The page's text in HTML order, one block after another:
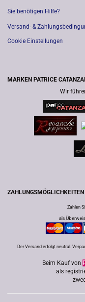
Sie benötigen Hilfe?
Versand- &
Cookie Einstellungen
MARKEN PATRICE
Wir
Zahlen
als
Der Versand erfolgt neutral.
Beim Kauf von
als